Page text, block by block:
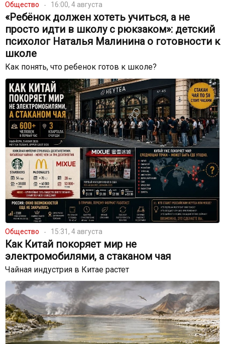
Общество 16:00, 4 августа
«Ребёнок должен хотеть учиться, а не
просто идти в школу с рюкзаком»: детский
психолог Наталья Малинина о готовности к
школе
Как понять, что ребенок готов к школе?
Общество 15:31, 4 августа
Как Китай покоряет мир не
электромобилями, а стаканом чая
Чайная индустрия в Китае растет